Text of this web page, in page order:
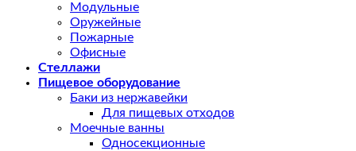
Модульные
Оружейные
Пожарные
Офисные
Стеллажи
Пищевое оборудование
Баки из нержавейки
Для пищевых отходов
Моечные ванны
Односекционные